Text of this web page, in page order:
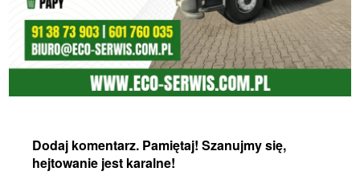
Dodaj komentarz. Pamiętaj! Szanujmy się,
hejtowanie jest karalne!